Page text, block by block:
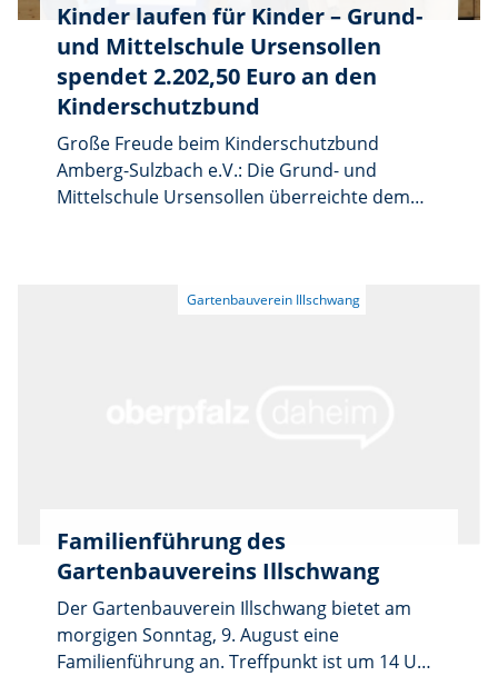
Kinder laufen für Kinder – Grund-
und Mittelschule Ursensollen
spendet 2.202,50 Euro an den
Kinderschutzbund
Große Freude beim Kinderschutzbund
Amberg-Sulzbach e.V.: Die Grund- und
Mittelschule Ursensollen überreichte dem
Schülerinnen und Schüler zustande. Gartenbauverein Illschwang
Familienführung des
Gartenbauvereins Illschwang
Der Gartenbauverein Illschwang bietet am
morgigen Sonntag, 9. August eine
Familienführung an. Treffpunkt ist um 14 Uhr